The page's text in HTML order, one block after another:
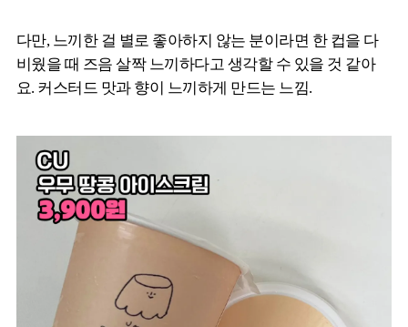
다만, 느끼한 걸 별로 좋아하지 않는 분이라면 한 컵을 다
비웠을 때 즈음 살짝 느끼하다고 생각할 수 있을 것 같아
요. 커스터드 맛과 향이 느끼하게 만드는 느낌.